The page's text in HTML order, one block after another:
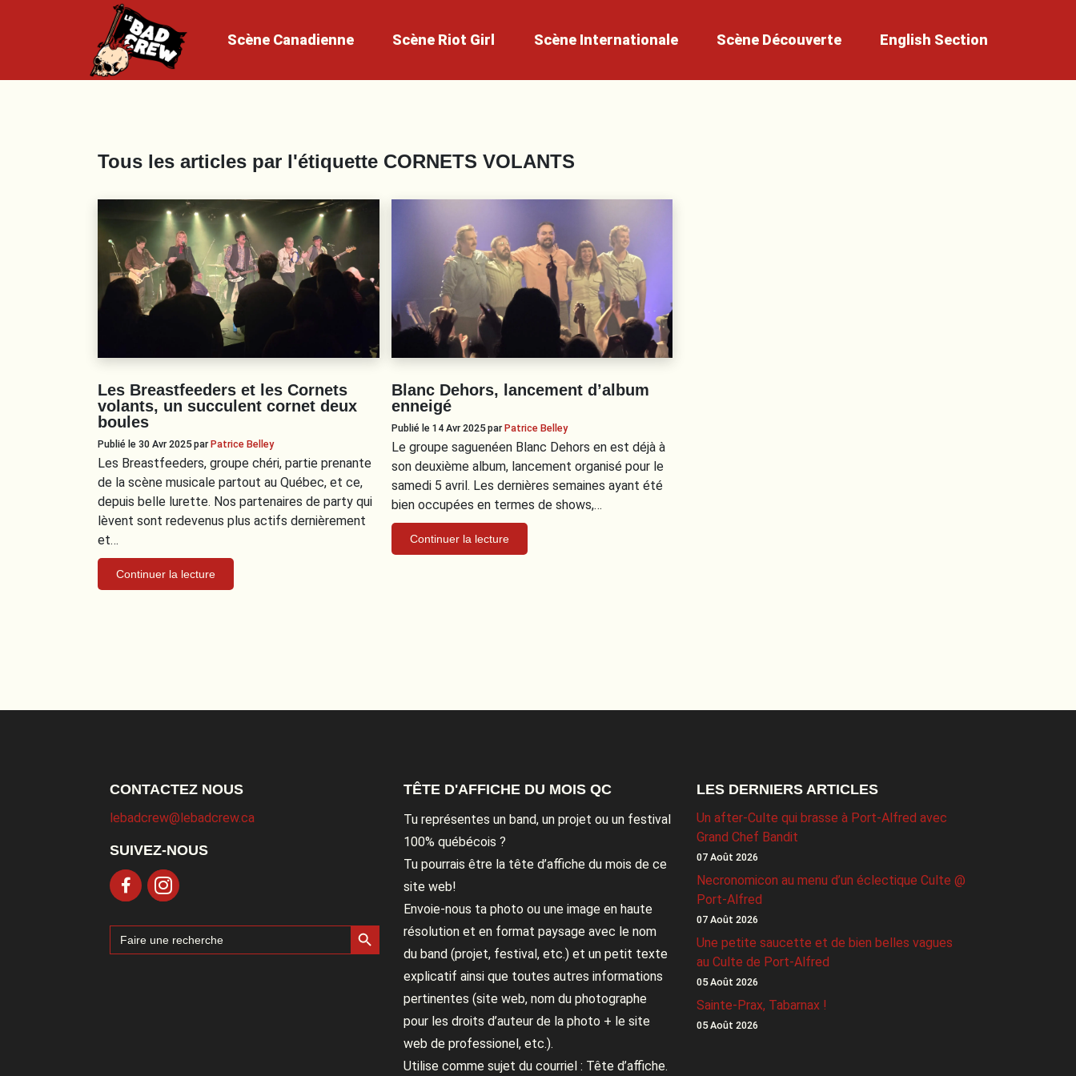
Scène Canadienne Scène Riot Girl Scène Internationale Scène Découverte English Section
Tous les articles par l'étiquette CORNETS VOLANTS
Les Breastfeeders et les Cornets
volants, un succulent cornet deux
boules
Publié le 30 Avr 2025parPatrice Belley
Les Breastfeeders, groupe chéri, partie prenante
de la scène musicale partout au Québec, et ce,
depuis belle lurette. Nos partenaires de party qui
lèvent sont redevenus plus actifs dernièrement
et…
Continuer la lecture
Blanc Dehors, lancement d’album
enneigé
Publié le 14 Avr 2025parPatrice Belley
Le groupe saguenéen Blanc Dehors en est déjà à
son deuxième album, lancement organisé pour le
samedi 5 avril. Les dernières semaines ayant été
bien occupées en termes de shows,…
Continuer la lecture
CONTACTEZ NOUS
lebadcrew@lebadcrew.ca
SUIVEZ-NOUS
Search
for:
Search Button
TÊTE D'AFFICHE DU MOIS QC
Tu représentes un band, un projet ou un festival
100% québécois ?
Tu pourrais être la tête d’affiche du mois de ce
site web!
Envoie-nous ta photo ou une image en haute
résolution et en format paysage avec le nom
du band (projet, festival, etc.) et un petit texte
explicatif ainsi que toutes autres informations
pertinentes (site web, nom du photographe
pour les droits d’auteur de la photo + le site
web de professionel, etc.).
Utilise comme sujet du courriel : Tête d’affiche.
LES DERNIERS ARTICLES
Un after-Culte qui brasse à Port-Alfred avec
Grand Chef Bandit
07 Août 2026
Necronomicon au menu d’un éclectique Culte @
Port-Alfred
07 Août 2026
Une petite saucette et de bien belles vagues
au Culte de Port-Alfred
05 Août 2026
Sainte-Prax, Tabarnax !
05 Août 2026